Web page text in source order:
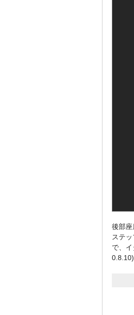
後部
ステ
で、
0.8.10)